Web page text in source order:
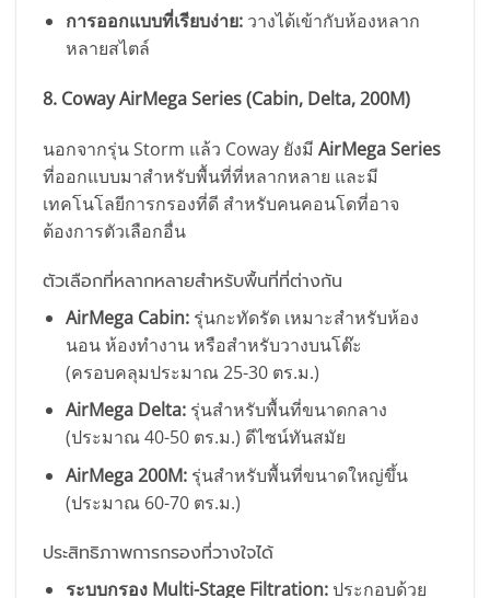
การออกแบบที่เรียบง่าย:วางได้เข้ากับห้องหลาก
หลายสไตล์
8. Coway AirMega Series (Cabin, Delta, 200M)
นอกจากรุ่น Storm แล้ว Coway ยังมี AirMega Series
ที่ออกแบบมาสำหรับพื้นที่ที่หลากหลาย และมี
เทคโนโลยีการกรองที่ดี สำหรับคนคอนโดที่อาจ
ต้องการตัวเลือกอื่น
ตัวเลือกที่หลากหลายสำหรับพื้นที่ที่ต่างกัน
AirMega Cabin:รุ่นกะทัดรัด เหมาะสำหรับห้อง
นอน ห้องทำงาน หรือสำหรับวางบนโต๊ะ
(ครอบคลุมประมาณ 25-30 ตร.ม.)
AirMega Delta:รุ่นสำหรับพื้นที่ขนาดกลาง
(ประมาณ 40-50 ตร.ม.) ดีไซน์ทันสมัย
AirMega 200M:รุ่นสำหรับพื้นที่ขนาดใหญ่ขึ้น
(ประมาณ 60-70 ตร.ม.)
ประสิทธิภาพการกรองที่วางใจได้
ระบบกรอง Multi-Stage Filtration:ประกอบด้วย